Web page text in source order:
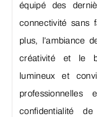
équipé des
connectivité sans
plus, l’ambiance
créativité et le
lumineux et
confidentialité